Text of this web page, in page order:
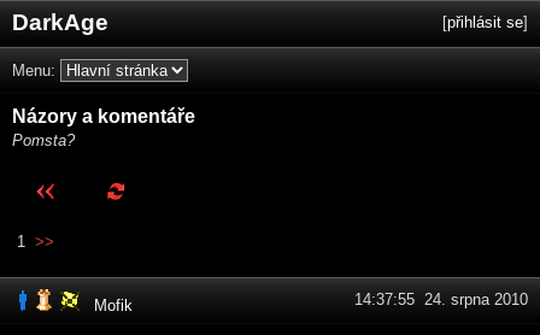
DarkAge [přihlásit se]
Menu:
Názory a komentáře
Pomsta?
1 >>
Mofik 14:37:55 24. srpna 2010